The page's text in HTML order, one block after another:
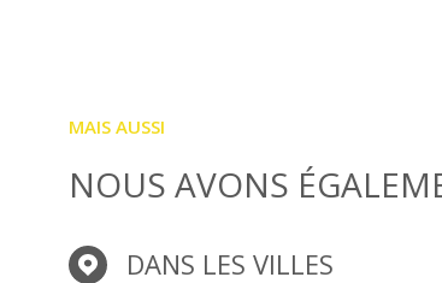
MAIS AUSSI
NOUS AVONS
DANS LES VILLES